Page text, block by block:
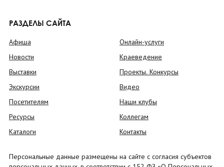
РАЗДЕЛЫ САЙТА
Афиша
Новости
Выставки
Экскурсии
Посетителям
Ресурсы
Каталоги
Онлайн-услуги
Краеведение
Проекты. Конкурсы
Видео
Наши клубы
Коллегам
Контакты
Персональные данные размещены на сайте с согласия субъектов